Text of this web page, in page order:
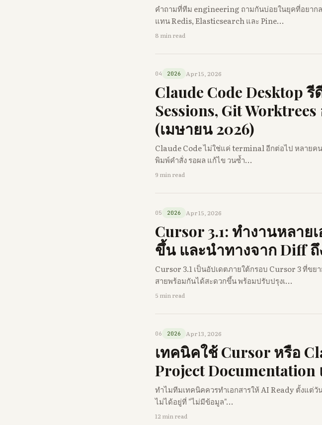
คำถามที่ทีม engineering ถามกันบ่อยในยุคที่อยาก
แทน Redis, Elasticsearch และ Pine...
8 min read
04 2026 Apr 15, 2026
Claude Code Desktop
Sessions, Git
(เมษายน 2026)
Claude Code ไม่ใช่แค่ terminal อีกต่อไป หลายค
พิมพ์คำสั่ง รอผล แก้ไข วนซ้ำ...
9 min read
05 2026 Apr 15, 2026
Cursor 3.1: ทำงานหลาย
ขึ้น และนำทางจาก Diff
Cursor 3.1 เป็นอัปเดตภายใต้กรอบ Cursor 3 ที่ข
สายพร้อมกันได้สะดวกขึ้น พร้อมปรับปรุงเ...
5 min read
06 2026 Apr 13, 2026
เทคนิคใช้ Cursor หรือ
Project Documentation
ทำไมทีมเทคนิคควรทำเอกสารให้ AI Ready ตั้งแต่
ไม่ได้อยู่ที่ "ไม่มีข้อมูล"...
12 min read